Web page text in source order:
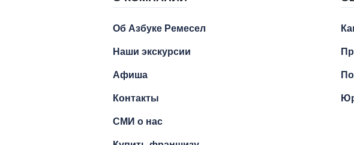
Об Азбуке Ремесел
Наши экскурсии
Афиша
Контакты
СМИ о нас